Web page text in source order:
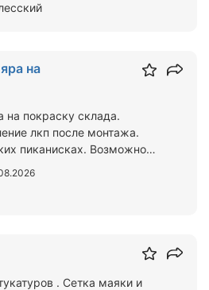
на
на покраску склада.
лкп после монтажа.
пиканисках. Возможно
. Сетка маяки и